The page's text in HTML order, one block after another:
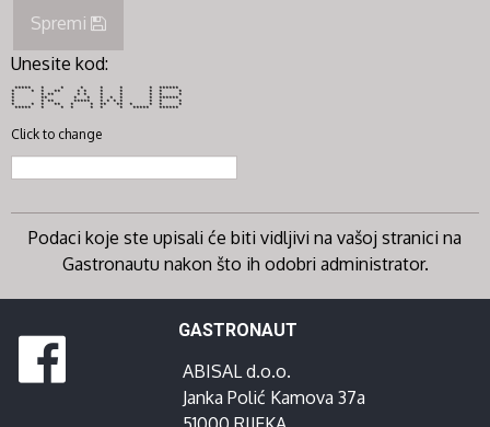
Spremi
Unesite kod:
***** * * * * * * ******
* * * ** * * * * * * *
* * ** * * * * * * *
* ** * * * * * * ******
* * ** ***** * * * * * * *
* * * ** * * ** ** * * * *
***** * * * * * * ***** ******
Click to change
Podaci koje ste upisali će biti vidljivi na vašoj stranici na
Gastronautu nakon što ih odobri administrator.
GASTRONAUT
ABISAL d.o.o.
Janka Polić Kamova 37a